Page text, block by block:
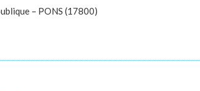
– PONS (17800)